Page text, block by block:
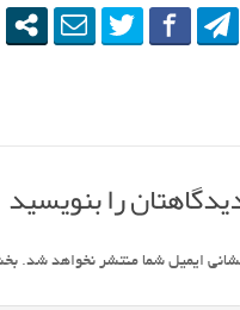
را بنویسید
ایمیل شما منتشر نخواهد شد.